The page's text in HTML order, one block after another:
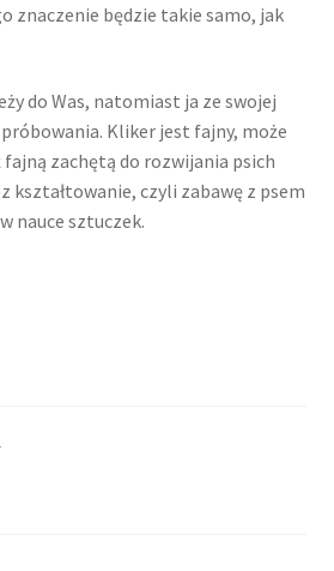
znaczenie będzie takie samo, jak
do Was, natomiast ja ze swojej
Kliker jest fajny, może
zachętą do rozwijania psich
kształtowanie, czyli zabawę z psem
nauce sztuczek.